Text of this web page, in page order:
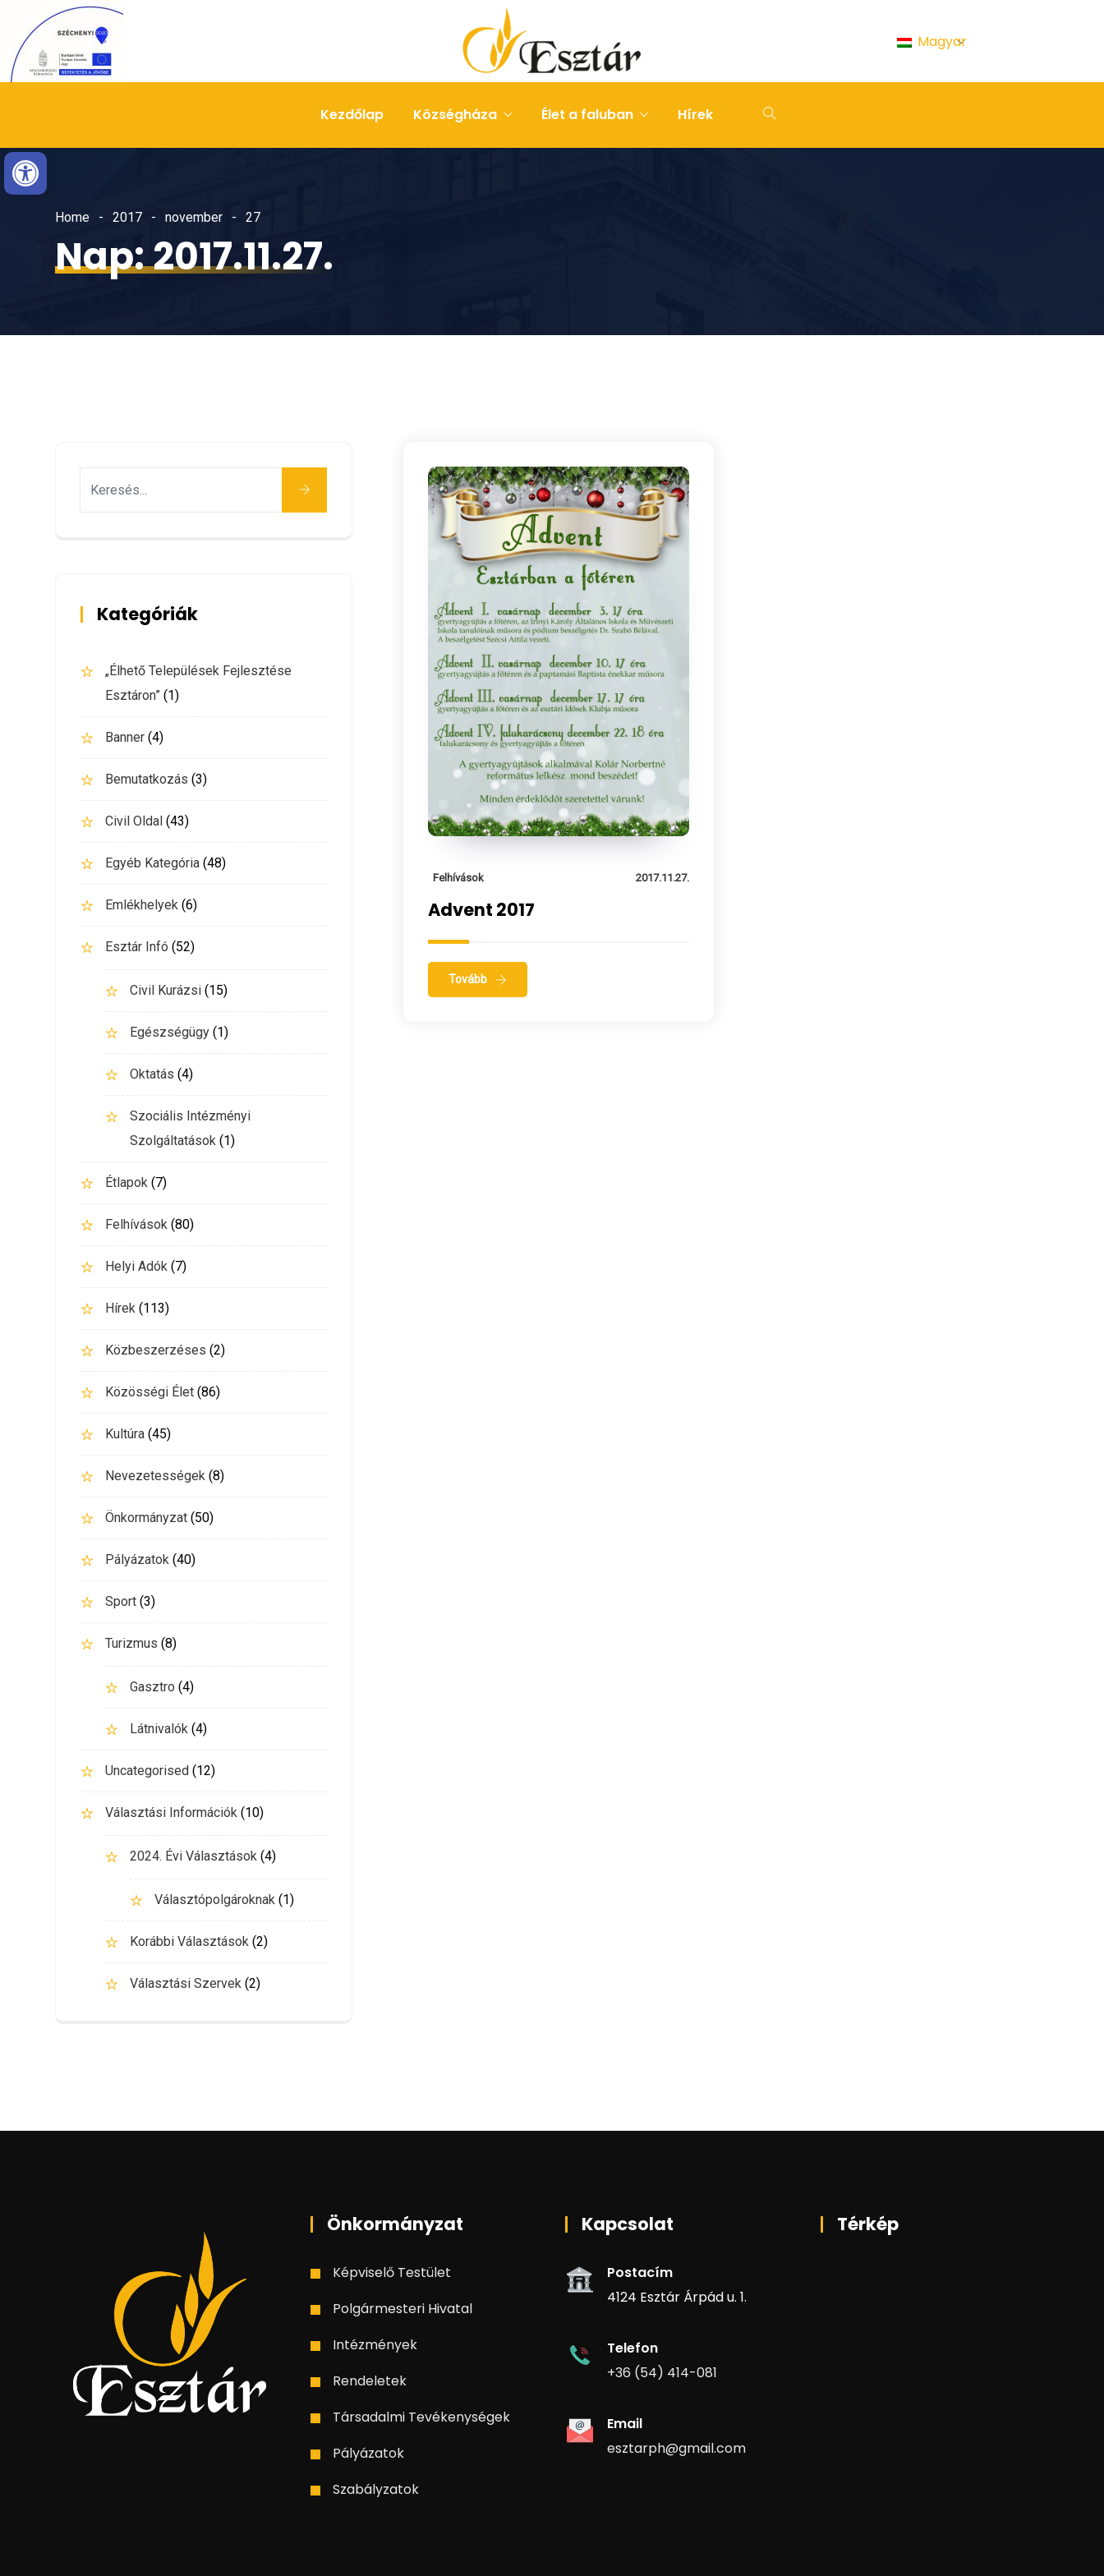
Eszköztár megnyitása
Content
navigációhoz
Magyar
Kezdőlap Községháza Élet a faluban Hírek
Home 2017 november 27
Nap:2017.11.27.
Felhívások 2017.11.27.
Advent 2017
Tovább
Kategóriák
„Élhető Települések Fejlesztése
Esztáron” (1)
Banner (4)
Bemutatkozás (3)
Civil Oldal (43)
Egyéb Kategória (48)
Emlékhelyek (6)
Esztár Infó (52)
Civil Kurázsi (15)
Egészségügy (1)
Oktatás (4)
Szociális Intézményi
Szolgáltatások (1)
Étlapok (7)
Felhívások (80)
Helyi Adók (7)
Hírek (113)
Közbeszerzéses (2)
Közösségi Élet (86)
Kultúra (45)
Nevezetességek (8)
Önkormányzat (50)
Pályázatok (40)
Sport (3)
Turizmus (8)
Gasztro (4)
Látnivalók (4)
Uncategorised (12)
Választási Információk (10)
2024. Évi Választások (4)
Választópolgároknak (1)
Korábbi Választások (2)
Választási Szervek (2)
Önkormányzat
Képviselő Testület
Polgármesteri Hivatal
Intézmények
Rendeletek
Társadalmi Tevékenységek
Pályázatok
Szabályzatok
Kapcsolat
Postacím
4124 Esztár Árpád u. 1.
Telefon
+36 (54) 414-081
Email
esztarph@gmail.com
Térkép